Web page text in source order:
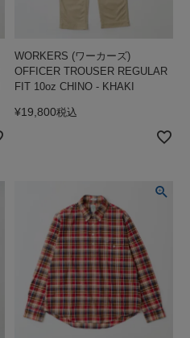
WORKERS (ワーカーズ)
OFFICER TROUSER REGULAR
FIT 10oz CHINO - KHAKI
¥19,800税込